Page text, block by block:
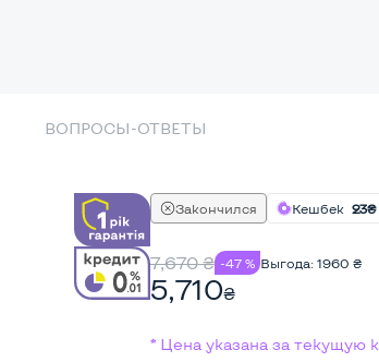
ВОПРОСЫ-ОТВЕТЫ
Закончился Кешбек 23₴
7,670₴ -47 % Выгода: 1960 ₴
5,710₴
* Цена указана за текущую